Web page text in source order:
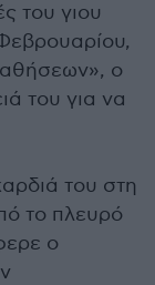
του γιου
ο
του για να
του στη
το πλευρό
ο